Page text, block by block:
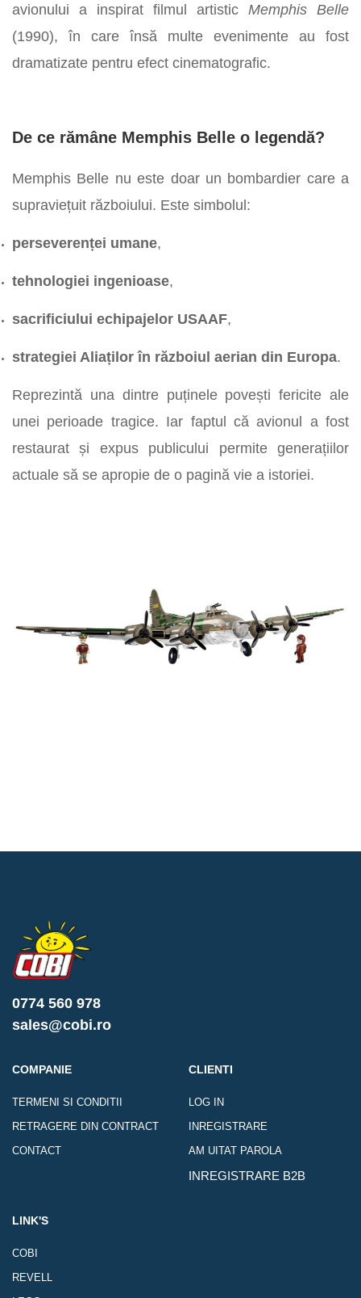
avionului a inspirat filmul artistic Memphis Belle
(1990), în care însă multe evenimente au fost
dramatizate pentru efect cinematografic.
De ce rămâne Memphis Belle o legendă?
Memphis Belle nu este doar un bombardier care a
supraviețuit războiului. Este simbolul:
perseverenței umane,
tehnologiei ingenioase,
sacrificiului echipajelor USAAF,
strategiei Aliaților în războiul aerian din Europa.
Reprezintă una dintre puținele povești fericite ale
unei perioade tragice. Iar faptul că avionul a fost
restaurat și expus publicului permite generațiilor
actuale să se apropie de o pagină vie a istoriei.
0774 560 978
sales@cobi.ro
COMPANIE
TERMENI SI CONDITII
RETRAGERE DIN CONTRACT
CONTACT
CLIENTI
LOG IN
INREGISTRARE
AM UITAT PAROLA
INREGISTRARE B2B
LINK'S
COBI
REVELL